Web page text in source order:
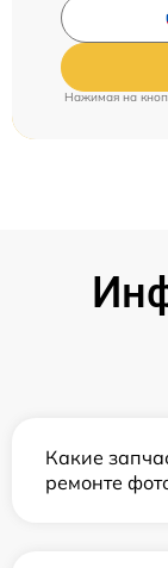
Нажимая на
Какие
ремонте